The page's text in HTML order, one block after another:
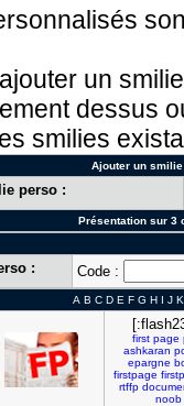
un
dessus
smilies
Ajouter un
perso :
Présentation sur 3
: Code :
A B C D E F G H I J K
first page
ashkaran
epargne
firstpage
rtffp
noob